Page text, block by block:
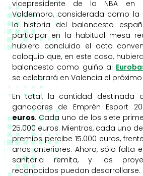
vicepresidente de la NBA en
Valdemoro, considerada como
la historia del baloncesto
participar en la habitual mesa
hubiera concluido el acto
coloquio que, en este caso,
baloncesto como guiño al
se celebrará en Valencia el
En total, la cantidad destinada
ganadores de Emprén Esport
euros. Cada uno de los siete
25.000 euros. Mientras, cada uno
premios percibe 15.000 euros,
años anteriores. Ahora, sólo falta
sanitaria remita, y los
reconocidos puedan desarrollarse.